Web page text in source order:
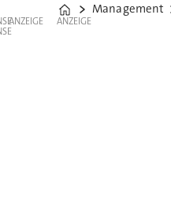
Home
Management
ANZEIGE ANZEIGE